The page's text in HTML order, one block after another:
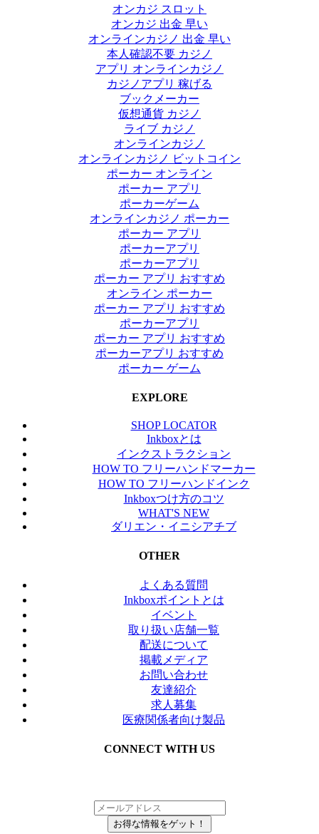
オンカジ スロット
オンカジ 出金 早い
オンラインカジノ 出金 早い
本人確認不要 カジノ
アプリ オンラインカジノ
カジノアプリ 稼げる
ブックメーカー
仮想通貨 カジノ
ライブ カジノ
オンラインカジノ
オンラインカジノ ビットコイン
ポーカー オンライン
ポーカー アプリ
ポーカーゲーム
オンラインカジノ ポーカー
ポーカー アプリ
ポーカーアプリ
ポーカーアプリ
ポーカー アプリ おすすめ
オンライン ポーカー
ポーカー アプリ おすすめ
ポーカーアプリ
ポーカー アプリ おすすめ
ポーカーアプリ おすすめ
ポーカー ゲーム
EXPLORE
SHOP LOCATOR
Inkboxとは
インクストラクション
HOW TO フリーハンドマーカー
HOW TO フリーハンドインク
Inkboxつけ方のコツ
WHAT'S NEW
ダリエン・イニシアチブ
OTHER
よくある質問
Inkboxポイントとは
イベント
取り扱い店舗一覧
配送について
掲載メディア
お問い合わせ
友達紹介
求人募集
医療関係者向け製品
CONNECT WITH US